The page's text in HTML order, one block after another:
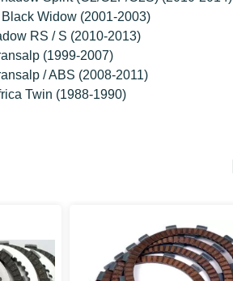
Widow (2001-2003)
RS / S (2010-2013)
(1999-2007)
/ ABS (2008-2011)
Twin (1988-1990)